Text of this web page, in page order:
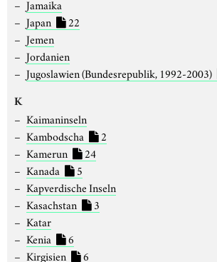
Jamaika
Japan
22
Jemen
Jordanien
Jugoslawien (Bundesrepublik, 1992-2003)
K
Kaimaninseln
Kambodscha
2
Kamerun
24
Kanada
5
Kapverdische Inseln
Kasachstan
3
Katar
Kenia
6
Kirgisien
6